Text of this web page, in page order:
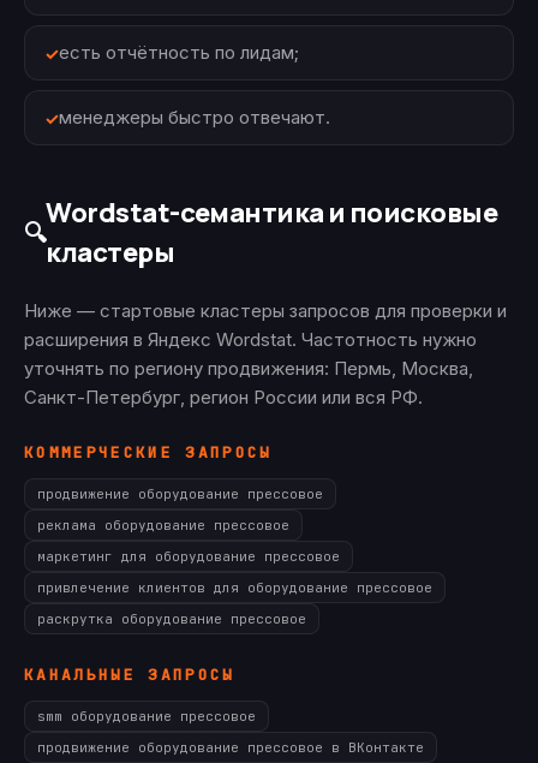
есть отчётность по лидам;
менеджеры быстро отвечают.
🔍
Wordstat-семантика и поисковые
кластеры
Ниже — стартовые кластеры запросов для проверки и
расширения в Яндекс Wordstat. Частотность нужно
уточнять по региону продвижения: Пермь, Москва,
Санкт-Петербург, регион России или вся РФ.
КОММЕРЧЕСКИЕ ЗАПРОСЫ
продвижение оборудование прессовое
реклама оборудование прессовое
маркетинг для оборудование прессовое
привлечение клиентов для оборудование прессовое
раскрутка оборудование прессовое
КАНАЛЬНЫЕ ЗАПРОСЫ
smm оборудование прессовое
продвижение оборудование прессовое в ВКонтакте